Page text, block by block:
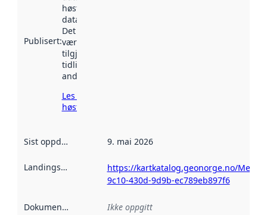
Publisert:
høstet av
data.norge.no.
Det kan ha
vært
tilgjengelig
tidligere
andre steder.
Les mer om
høsting her
Sist oppdatert 9. mai 2026
Landingsside
https://kartkatalog.geonorge.no/
9c10-430d-9d9b-ec789eb897f6
Dokumentasjon Ikke oppgitt